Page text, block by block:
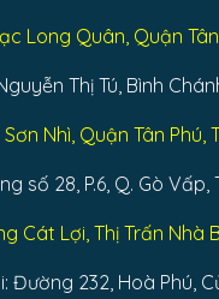
Long Quân, Quận Tân
Thị Tú, Bình
Nhì, Quận Tân Phú,
số 28, P.6, Q. Gò Vấp,
Cát Lợi, Thị Trấn Nhà
Đường 232, Hoà Phú,